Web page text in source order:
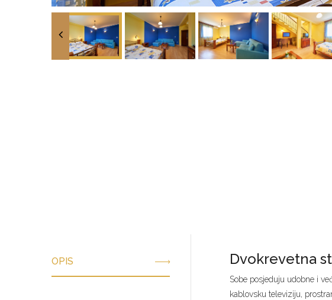
OPIS Dvokrevetna
Sobe posjeduju udobne i
kablovsku televiziju,